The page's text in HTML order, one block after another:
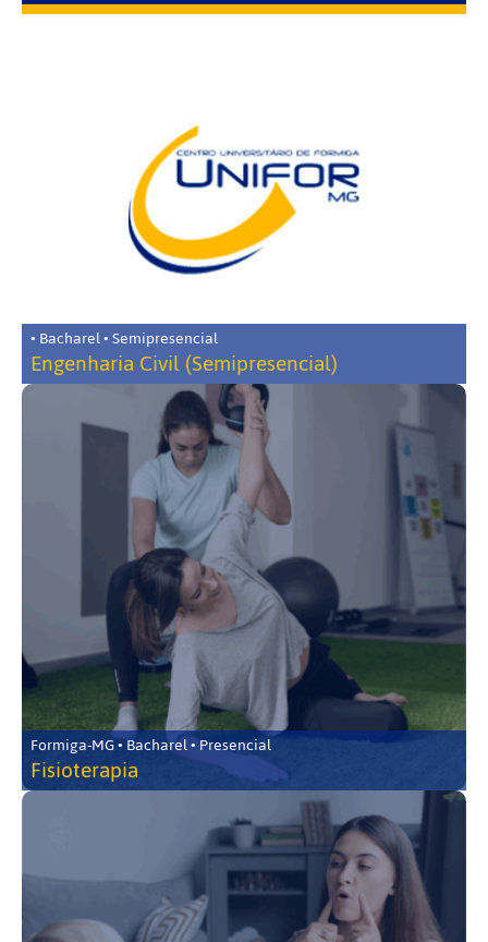
• Bacharel • Semipresencial
Engenharia Civil (Semipresencial)
Formiga-MG • Bacharel • Presencial
Fisioterapia